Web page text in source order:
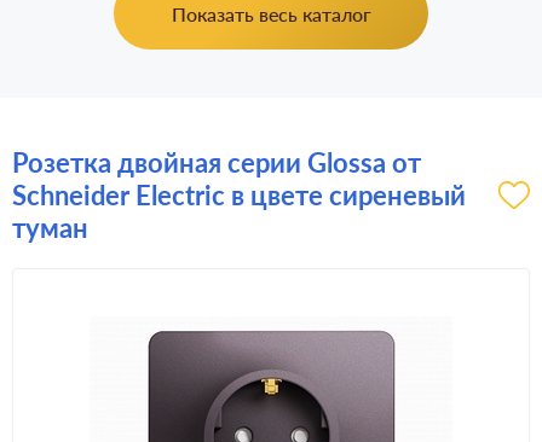
Показать весь каталог
Розетка двойная серии Glossa от
Schneider Electric в цвете сиреневый
туман